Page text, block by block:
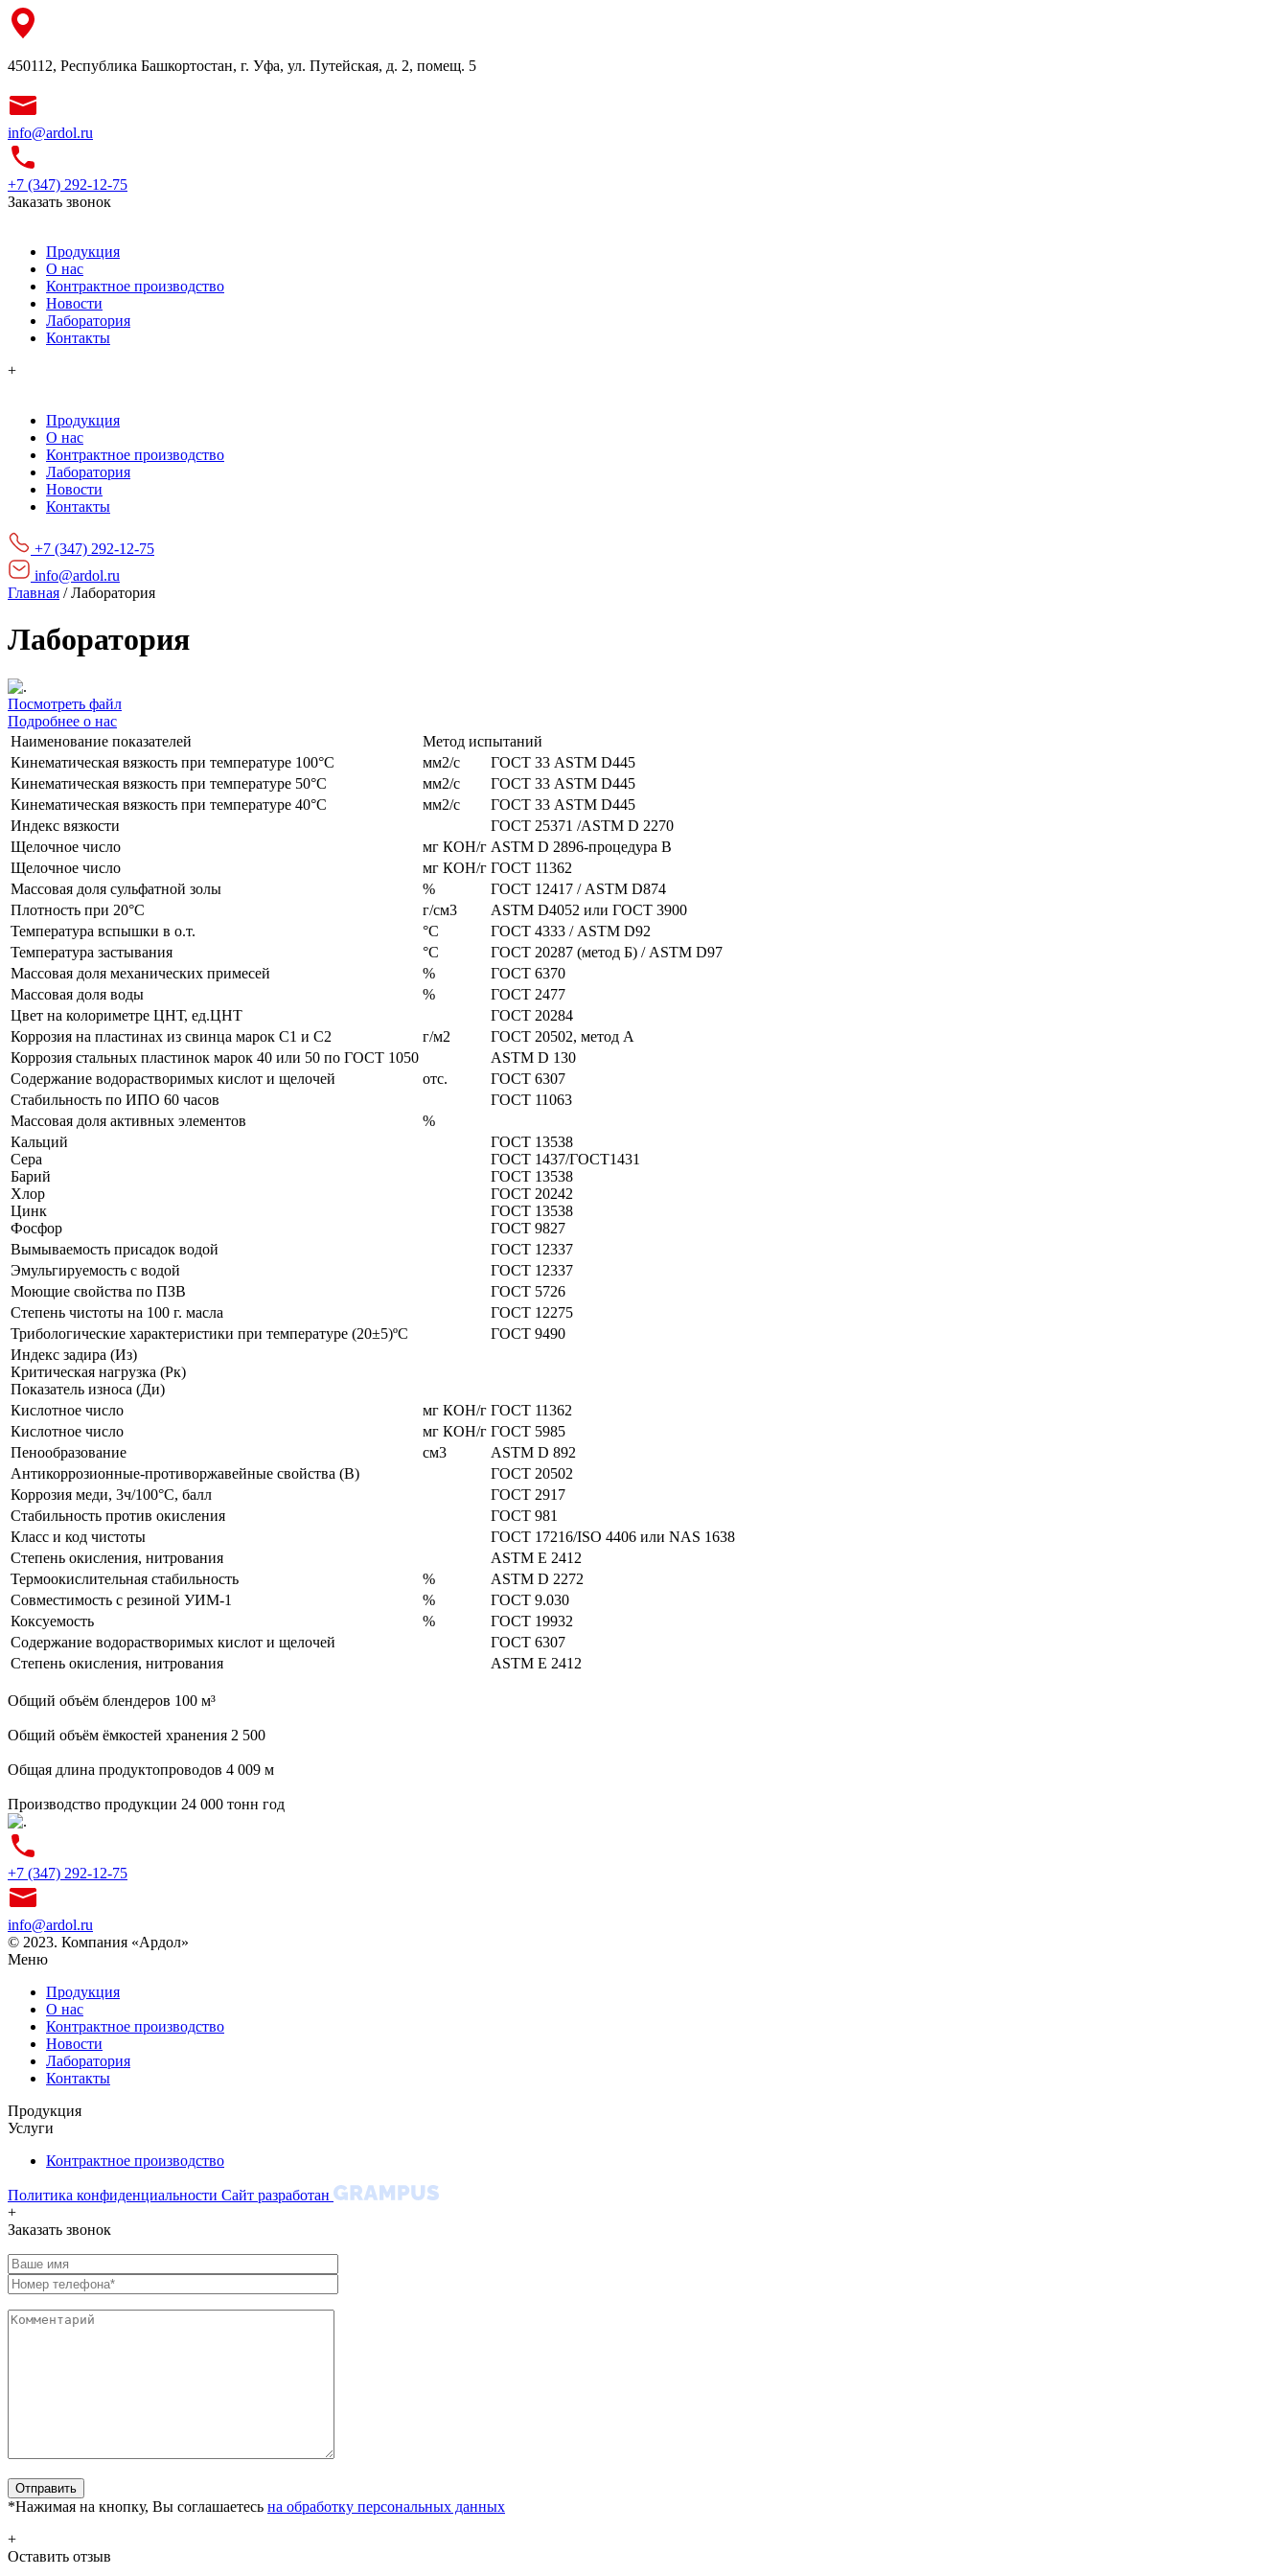
450112, Республика Башкортостан, г. Уфа, ул. Путейская, д. 2, помещ. 5
info@ardol.ru
+7 (347) 292-12-75
Заказать звонок
Продукция
О нас
Контрактное производство
Новости
Лаборатория
Контакты
+
Продукция
О нас
Контрактное производство
Лаборатория
Новости
Контакты
+7 (347) 292-12-75
info@ardol.ru
Главная /Лаборатория
Лаборатория
Посмотреть файл
Подробнее о нас
Наименование показателей
Метод испытаний
Кинематическая вязкость при температуре 100°C
мм2/с
ГОСТ 33 ASTM D445
Кинематическая вязкость при температуре 50°C
мм2/с
ГОСТ 33 ASTM D445
Кинематическая вязкость при температуре 40°C
мм2/с
ГОСТ 33 ASTM D445
Индекс вязкости
ГОСТ 25371 /ASTM D 2270
Щелочное число
мг КОН/г ASTM D 2896-процедура В
Щелочное число
мг КОН/г ГОСТ 11362
Массовая доля сульфатной золы
%
ГОСТ 12417 / ASTM D874
Плотность при 20°C
г/см3
ASTM D4052 или ГОСТ 3900
Температура вспышки в о.т.
°C
ГОСТ 4333 / ASTM D92
Температура застывания
°C
ГОСТ 20287 (метод Б) / ASTM D97
Массовая доля механических примесей
%
ГОСТ 6370
Массовая доля воды
%
ГОСТ 2477
Цвет на колориметре ЦНТ, ед.ЦНТ
ГОСТ 20284
Коррозия на пластинах из свинца марок С1 и С2
г/м2
ГОСТ 20502, метод А
Коррозия стальных пластинок марок 40 или 50 по ГОСТ 1050
ASTM D 130
Содержание водорастворимых кислот и щелочей
отс.
ГОСТ 6307
Стабильность по ИПО 60 часов
ГОСТ 11063
Массовая доля активных элементов
%
Кальций
Сера
Барий
Хлор
Цинк
Фосфор
ГОСТ 13538
ГОСТ 1437/ГОСТ1431
ГОСТ 13538
ГОСТ 20242
ГОСТ 13538
ГОСТ 9827
Вымываемость присадок водой
ГОСТ 12337
Эмульгируемость с водой
ГОСТ 12337
Моющие свойства по ПЗВ
ГОСТ 5726
Степень чистоты на 100 г. масла
ГОСТ 12275
Трибологические характеристики при температуре (20±5)ºС
ГОСТ 9490
Индекс задира (Из)
Критическая нагрузка (Рк)
Показатель износа (Ди)
Кислотное число
мг КОН/г ГОСТ 11362
Кислотное число
мг КОН/г ГОСТ 5985
Пенообразование
см3
ASTM D 892
Антикоррозионные-противоржавейные свойства (В)
ГОСТ 20502
Коррозия меди, 3ч/100°С, балл
ГОСТ 2917
Стабильность против окисления
ГОСТ 981
Класс и код чистоты
ГОСТ 17216/ISO 4406 или NAS 1638
Степень окисления, нитрования
ASTM E 2412
Термоокислительная стабильность
%
ASTM D 2272
Совместимость с резиной УИМ-1
%
ГОСТ 9.030
Коксуемость
%
ГОСТ 19932
Содержание водорастворимых кислот и щелочей
ГОСТ 6307
Степень окисления, нитрования
ASTM E 2412
Общий объём блендеров 100 м³
Общий объём ёмкостей хранения 2 500
Общая длина продуктопроводов 4 009 м
Производство продукции 24 000 тонн год
+7 (347) 292-12-75
info@ardol.ru
© 2023. Компания «Ардол»
Меню
Продукция
О нас
Контрактное производство
Новости
Лаборатория
Контакты
Продукция
Услуги
Контрактное производство
Политика конфиденциальности Сайт разработан
+
Заказать звонок
*Нажимая на кнопку, Вы соглашаетесь на обработку персональных данных
+
Оставить отзыв